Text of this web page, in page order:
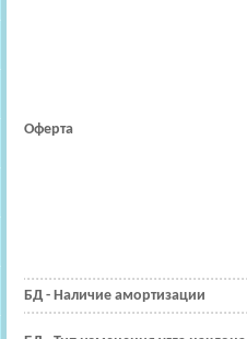
Оферта
БД - Наличие амортизации